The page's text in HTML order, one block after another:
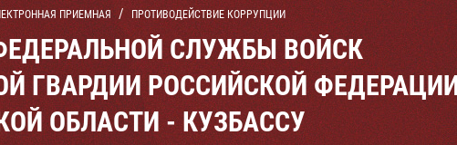
ПРИЕМНАЯ ПРОТИВОДЕЙСТВИЕ КОРРУПЦИИ
СЛУЖБЫ ВОЙСК
ГВАРДИИ РОССИЙСКОЙ
ОБЛАСТИ - КУЗБАССУ